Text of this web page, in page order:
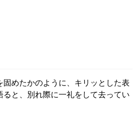
めたかのように、キリッとした表
ると、別れ際に一礼をして去ってい